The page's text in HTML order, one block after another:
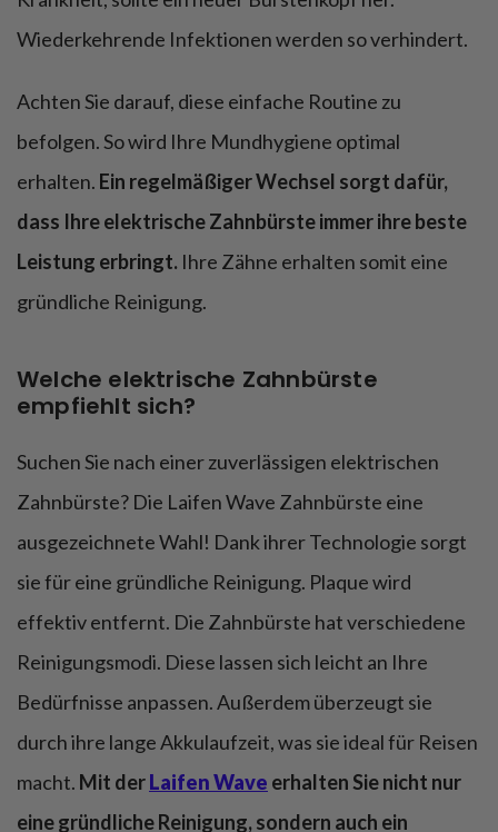
Wiederkehrende Infektionen werden so verhindert.
Achten Sie darauf, diese einfache Routine zu
befolgen. So wird Ihre Mundhygiene optimal
erhalten. Ein regelmäßiger Wechsel sorgt dafür,
dass Ihre elektrische Zahnbürste immer ihre beste
Leistung erbringt. Ihre Zähne erhalten somit eine
gründliche Reinigung.
Welche elektrische Zahnbürste
empfiehlt sich?
Suchen Sie nach einer zuverlässigen elektrischen
Zahnbürste? Die Laifen Wave Zahnbürste eine
ausgezeichnete Wahl! Dank ihrer Technologie sorgt
sie für eine gründliche Reinigung. Plaque wird
effektiv entfernt. Die Zahnbürste hat verschiedene
Reinigungsmodi. Diese lassen sich leicht an Ihre
Bedürfnisse anpassen. Außerdem überzeugt sie
durch ihre lange Akkulaufzeit, was sie ideal für Reisen
macht. Mit derLaifen Wave erhalten Sie nicht nur
eine gründliche Reinigung, sondern auch ein